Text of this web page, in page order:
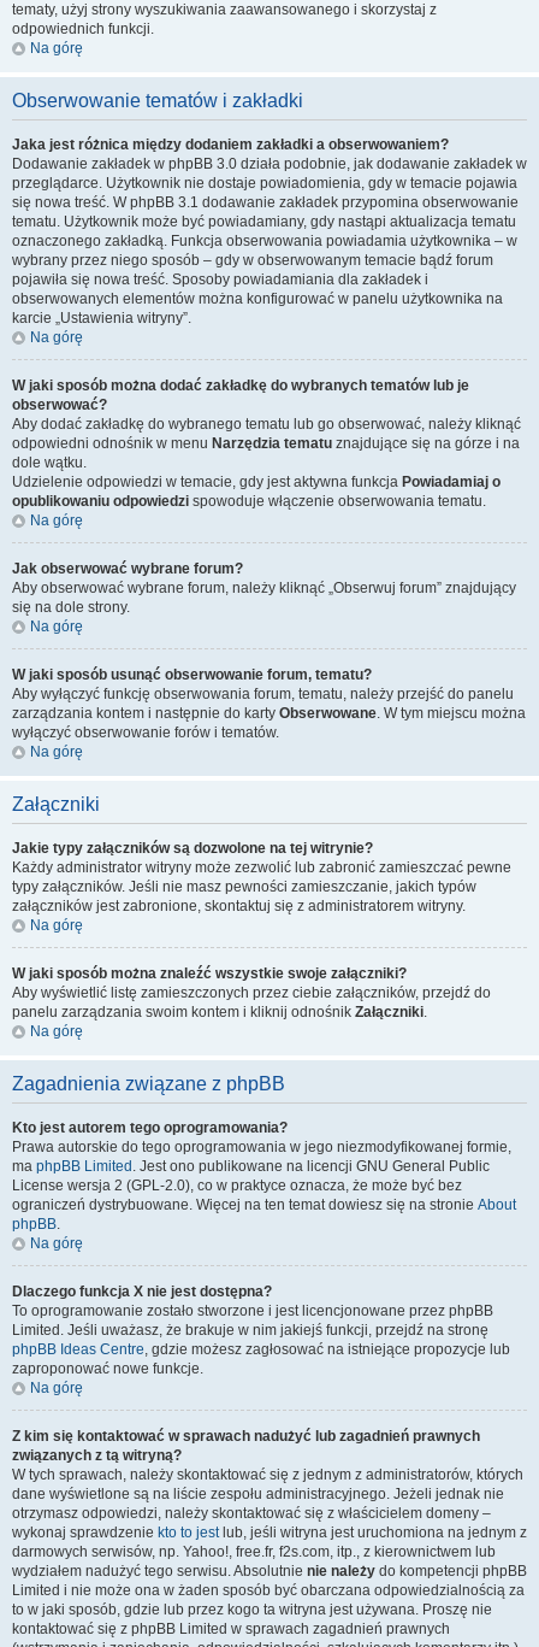
tematy, użyj strony wyszukiwania zaawansowanego i skorzystaj z
odpowiednich funkcji.
Na górę
Obserwowanie tematów i zakładki
Jaka jest różnica między dodaniem zakładki a obserwowaniem?
Dodawanie zakładek w phpBB 3.0 działa podobnie, jak dodawanie zakładek w
przeglądarce. Użytkownik nie dostaje powiadomienia, gdy w temacie pojawia
się nowa treść. W phpBB 3.1 dodawanie zakładek przypomina obserwowanie
tematu. Użytkownik może być powiadamiany, gdy nastąpi aktualizacja tematu
oznaczonego zakładką. Funkcja obserwowania powiadamia użytkownika – w
wybrany przez niego sposób – gdy w obserwowanym temacie bądź forum
pojawiła się nowa treść. Sposoby powiadamiania dla zakładek i
obserwowanych elementów można konfigurować w panelu użytkownika na
karcie „Ustawienia witryny”.
Na górę
W jaki sposób można dodać zakładkę do wybranych tematów lub je
obserwować?
Aby dodać zakładkę do wybranego tematu lub go obserwować, należy kliknąć
odpowiedni odnośnik w menu Narzędzia tematu znajdujące się na górze i na
dole wątku.
Udzielenie odpowiedzi w temacie, gdy jest aktywna funkcja Powiadamiaj o
opublikowaniu odpowiedzi spowoduje włączenie obserwowania tematu.
Na górę
Jak obserwować wybrane forum?
Aby obserwować wybrane forum, należy kliknąć „Obserwuj forum” znajdujący
się na dole strony.
Na górę
W jaki sposób usunąć obserwowanie forum, tematu?
Aby wyłączyć funkcję obserwowania forum, tematu, należy przejść do panelu
zarządzania kontem i następnie do karty Obserwowane. W tym miejscu można
wyłączyć obserwowanie forów i tematów.
Na górę
Załączniki
Jakie typy załączników są dozwolone na tej witrynie?
Każdy administrator witryny może zezwolić lub zabronić zamieszczać pewne
typy załączników. Jeśli nie masz pewności zamieszczanie, jakich typów
załączników jest zabronione, skontaktuj się z administratorem witryny.
Na górę
W jaki sposób można znaleźć wszystkie swoje załączniki?
Aby wyświetlić listę zamieszczonych przez ciebie załączników, przejdź do
panelu zarządzania swoim kontem i kliknij odnośnik Załączniki.
Na górę
Zagadnienia związane z phpBB
Kto jest autorem tego oprogramowania?
Prawa autorskie do tego oprogramowania w jego niezmodyfikowanej formie,
ma phpBB Limited . Jest ono publikowane na licencji GNU General Public
License wersja 2 (GPL-2.0), co w praktyce oznacza, że może być bez
ograniczeń dystrybuowane. Więcej na ten temat dowiesz się na stronie About
phpBB.
Na górę
Dlaczego funkcja X nie jest dostępna?
To oprogramowanie zostało stworzone i jest licencjonowane przez phpBB
Limited. Jeśli uważasz, że brakuje w nim jakiejś funkcji, przejdź na stronę
phpBB Ideas Centre, gdzie możesz zagłosować na istniejące propozycje lub
zaproponować nowe funkcje.
Na górę
Z kim się kontaktować w sprawach nadużyć lub zagadnień prawnych
związanych z tą witryną?
W tych sprawach, należy skontaktować się z jednym z administratorów, których
dane wyświetlone są na liście zespołu administracyjnego. Jeżeli jednak nie
otrzymasz odpowiedzi, należy skontaktować się z właścicielem domeny –
wykonaj sprawdzenie kto to jestlub, jeśli witryna jest uruchomiona na jednym z
darmowych serwisów, np. Yahoo!, free.fr, f2s.com, itp., z kierownictwem lub
wydziałem nadużyć tego serwisu. Absolutnie nie należy do kompetencji phpBB
Limited i nie może ona w żaden sposób być obarczana odpowiedzialnością za
to w jaki sposób, gdzie lub przez kogo ta witryna jest używana. Proszę nie
kontaktować się z phpBB Limited w sprawach zagadnień prawnych